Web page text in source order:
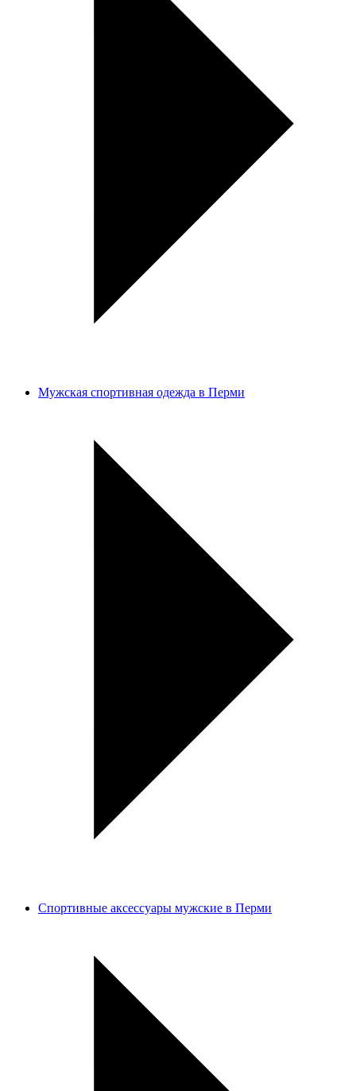
Мужская спортивная одежда в Перми
Спортивные аксессуары мужские в Перми